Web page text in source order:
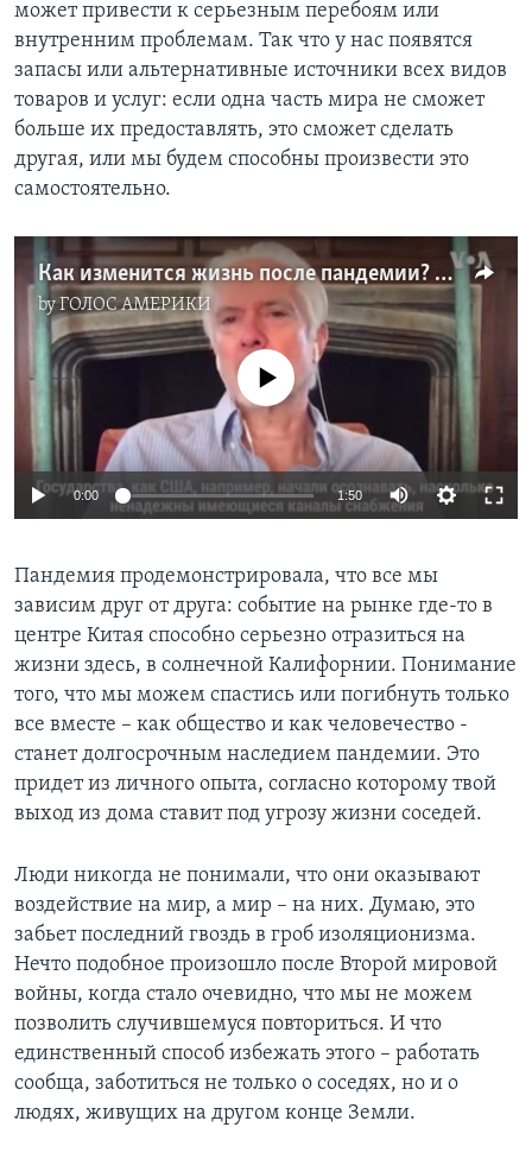
может привести к серьезным перебоям или
внутренним проблемам. Так что у нас появятся
запасы или альтернативные источники всех видов
товаров и услуг: если одна часть мира не сможет
больше их предоставлять, это сможет сделать
другая, или мы будем способны произвести это
самостоятельно.
Как изменится жизнь после пандемии? Интервью с преподавателем Стэнфордского университета Джерри Капланом
byГОЛОС АМЕРИКИ
No media source currently available
0:00 1:50
Пандемия продемонстрировала, что все мы
зависим друг от друга: событие на рынке где-то в
центре Китая способно серьезно отразиться на
жизни здесь, в солнечной Калифорнии. Понимание
того, что мы можем спастись или погибнуть только
все вместе – как общество и как человечество -
станет долгосрочным наследием пандемии. Это
придет из личного опыта, согласно которому твой
выход из дома ставит под угрозу жизни соседей.
Люди никогда не понимали, что они оказывают
воздействие на мир, а мир – на них. Думаю, это
забьет последний гвоздь в гроб изоляционизма.
Нечто подобное произошло после Второй мировой
войны, когда стало очевидно, что мы не можем
позволить случившемуся повториться. И что
единственный способ избежать этого – работать
сообща, заботиться не только о соседях, но и о
людях, живущих на другом конце Земли.